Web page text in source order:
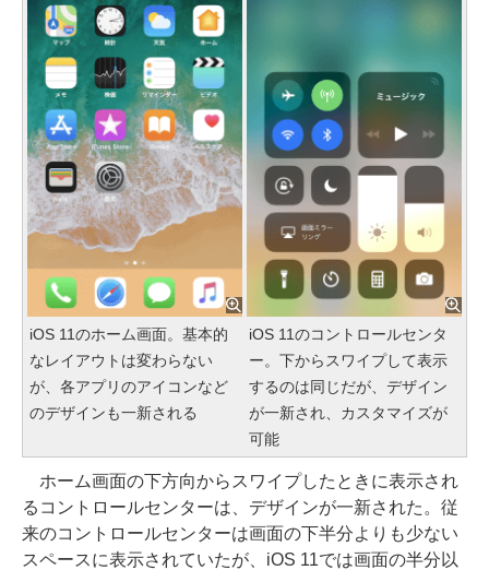
iOS 11のホーム画面。基本的
なレイアウトは変わらない
が、各アプリのアイコンなど
のデザインも一新される
iOS 11のコントロールセンタ
ー。下からスワイプして表示
するのは同じだが、デザイン
が一新され、カスタマイズが
可能
ホーム画面の下方向からスワイプしたときに表示され
るコントロールセンターは、デザインが一新された。従
来のコントロールセンターは画面の下半分よりも少ない
スペースに表示されていたが、iOS 11では画面の半分以